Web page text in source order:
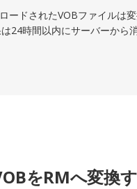
ードされたVOBファイルは
24時間以内にサーバーから
をRMへ変換